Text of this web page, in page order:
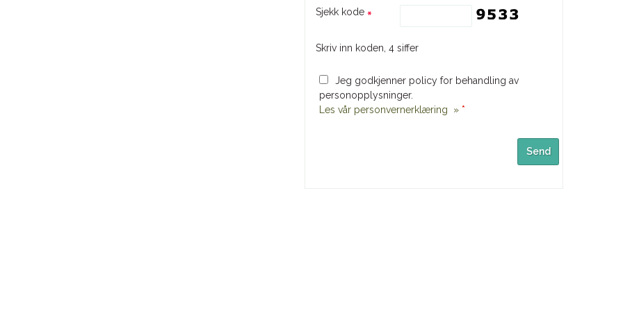
Sjekk kode
Skriv inn koden, 4 siffer
Jeg godkjenner policy for behandling av
personopplysninger.
Les vår personvernerklæring » *